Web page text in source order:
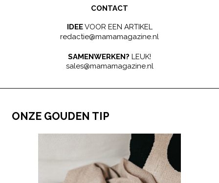
CONTACT
IDEEVOOR EEN ARTIKEL
redactie@mamamagazine.nl
SAMENWERKEN? LEUK!
sales@mamamagazine.nl
ONZE GOUDEN TIP